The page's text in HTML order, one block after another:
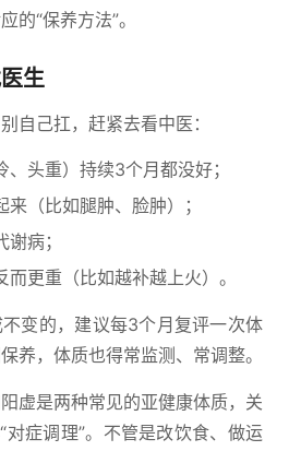
的“保养方法”。
生
自己扛，赶紧去看中医：
头重）持续3个月都没好；
（比如腿肿、脸肿）；
病；
更重（比如越补越上火）。
变的，建议每3个月复评一次体
，体质也得常监测、常调整。
虚是两种常见的亚健康体质，关
对症调理”。不管是改饮食、做运